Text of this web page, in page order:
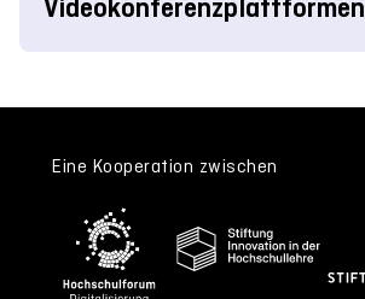
Videokonferenzplattformen
Eine Kooperation zwischen